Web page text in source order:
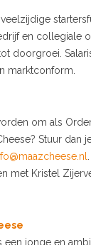
en collegiale
doorgroei.
marktconform.
om als
Stuur dan
met Kristel
een jonge en